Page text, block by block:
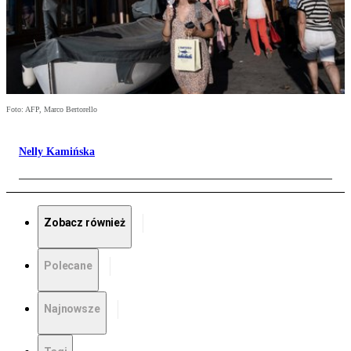
Foto: AFP, Marco Bertorello
Nelly Kamińska
Zobacz również
Polecane
Najnowsze